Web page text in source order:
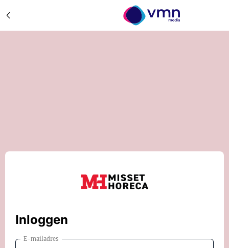
Inloggen
E-mailadres